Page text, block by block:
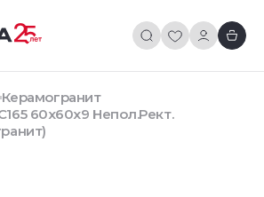
Керамогранит
60x60x9 Непол.Рект.